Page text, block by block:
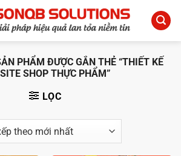
PHẨM ĐƯỢC GẮN THẺ “THIẾT KẾ
SHOP THỰC PHẨM”
LỌC